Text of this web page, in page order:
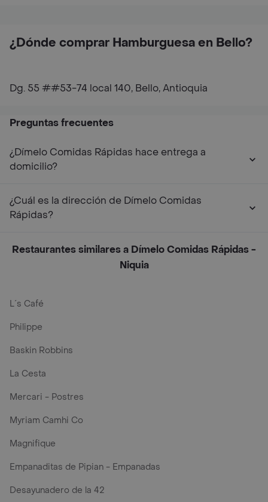
¿Dónde comprar Hamburguesa en Bello?
Dg. 55 ##53-74 local 140, Bello, Antioquia
Preguntas frecuentes
¿Dímelo Comidas Rápidas hace entrega a
domicilio?
¿Cuál es la dirección de Dímelo Comidas
Rápidas?
Restaurantes similares a Dímelo Comidas Rápidas -
Niquia
L´s Café
Philippe
Baskin Robbins
La Cesta
Mercari - Postres
Myriam Camhi Co
Magnifique
Empanaditas de Pipian - Empanadas
Desayunadero de la 42